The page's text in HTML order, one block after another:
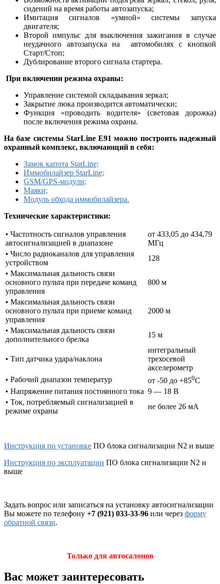
сидений на время работы автозапуска;
Имитация сигналов «умной» системы запуска
двигателя;
Второй импульс для выключения зажигания в случае
неудачного автозапуска на автомобилях с кнопкой
Старт/Стоп;
Дублирование второго сигнала стартера.
При включении режима охраны:
Управление системой складывания зеркал;
Закрытие люка производится автоматически;
Функция «проводить водителя» (световая дорожка)
после включения режима охраны.
На базе системы StarLine E91 можно построить надежный
охранный комплекс, включающий в себя:
Замок капота StarLine;
Иммобилайзер StarLine;
GSM/GPS-модули;
Маяки;
Модуль обхода иммобилайзера.
Технические характеристики:
• Частотность сигналов управления
автосигнализацией в диапазоне
от 433,05 до 434,79
МГц
• Число радиоканалов для управления
устройством
128
• Максимальная дальность связи
основного пульта при передаче команд
управления
800 м
• Максимальная дальность связи
основного пульта при приеме команд
управления
2000 м
• Максимальная дальность связи
дополнительного брелка
15 м
• Тип датчика удара/наклона
интегральный
трехосевой
акселерометр
• Рабочий диапазон температур
от -50 до +850С
• Напряжение питания постоянного тока 9 — 18 В
• Ток, потребляемый сигнализацией в
режиме охраны
не более 26 мА
Инструкция по установке ПО блока сигнализации N2 и выше
Инструкция по эксплуатации ПО блока сигнализации N2 и
выше
Задать вопрос или записаться на установку автосигнализации
Вы можете по телефону +7 (921) 033-33-96 или через форму
обратной связи.
Только для автосалонов
Вас может заинтересовать